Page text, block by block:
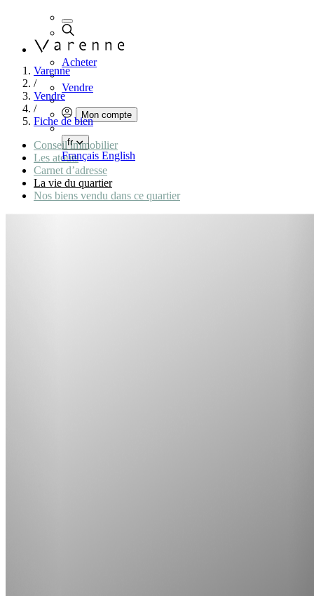
Acheter
Vendre
Mon compte
fr
Français English
Varenne
/
Vendre
/
Fiche de bien
Conseil immobilier
Les atouts
Carnet d’adresse
La vie du quartier
Nos biens vendu dans ce quartier